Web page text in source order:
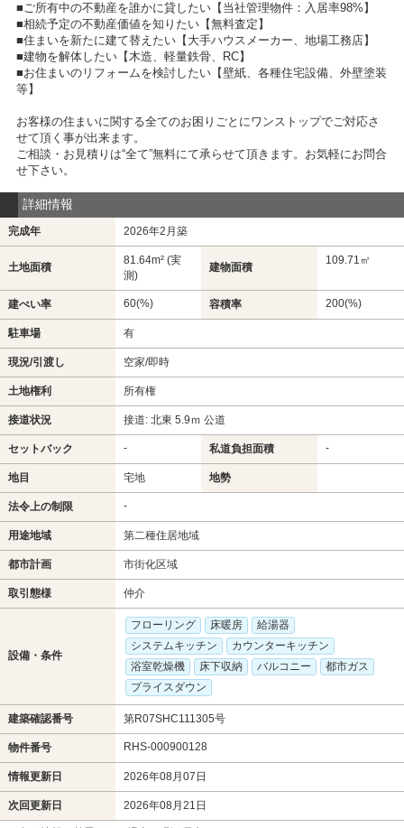
■ご所有中の不動産を誰かに貸したい【当社管理物件：入居率98%】
■相続予定の不動産価値を知りたい【無料査定】
■住まいを新たに建て替えたい【大手ハウスメーカー、地場工務店】
■建物を解体したい【木造、軽量鉄骨、RC】
■お住まいのリフォームを検討したい【壁紙、各種住宅設備、外壁塗装
等】
お客様の住まいに関する全てのお困りごとにワンストップでご対応さ
せて頂く事が出来ます。
ご相談・お見積りは“全て”無料にて承らせて頂きます。お気軽にお問合
せ下さい。
詳細情報
完成年 2026年2月築
土地面積
81.64m² (実
測)
建物面積
109.71㎡
建ぺい率 60(%) 容積率 200(%)
駐車場 有
現況/引渡し 空家/即時
土地権利 所有権
接道状況 接道: 北東 5.9ｍ 公道
セットバック - 私道負担面積 -
地目 宅地 地勢
法令上の制限 -
用途地域 第二種住居地域
都市計画 市街化区域
取引態様 仲介
設備・条件
フローリング 床暖房
給湯器
システムキッチン
カウンターキッチン
浴室乾燥機
床下収納 バルコニー
都市ガス
プライスダウン
建築確認番号 第R07SHC111305号
物件番号 RHS-000900128
情報更新日 2026年08月07日
次回更新日 2026年08月21日